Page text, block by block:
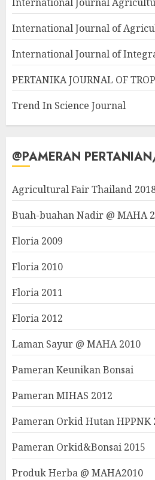
International Journal of
International Journal of
PERTANIKA JOURNAL OF
Trend In Science Journal
@PAMERAN
Agricultural Fair Thailand
Buah-buahan Nadir @ MAHA
Floria 2009
Floria 2010
Floria 2011
Floria 2012
Laman Sayur @ MAHA 2010
Pameran Keunikan Bonsai
Pameran MIHAS 2012
Pameran Orkid Hutan HPPNK
Pameran Orkid&Bonsai 2015
Produk Herba @ MAHA2010